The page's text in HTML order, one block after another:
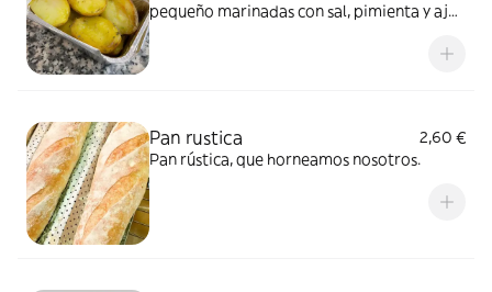
pequeño marinadas con sal, pimienta y ajo
Pan rustica
2,60 €
Pan rústica, que horneamos nosotros.